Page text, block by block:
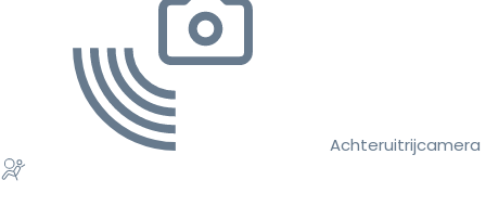
Achteruitrijcamera